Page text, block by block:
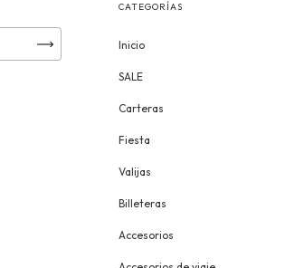
CATEGORÍAS
Inicio
SALE
Carteras
Fiesta
Valijas
Billeteras
Accesorios